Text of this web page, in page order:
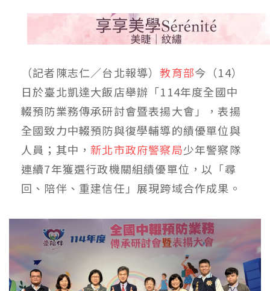
（記者陳志仁／台北報導）教育部今（14）
日於臺北凱達大飯店舉辦「114年度全國中
輟預防業務傳承研討會暨表揚大會」，表揚
全國致力中輟預防與復學輔導的績優單位與
人員；其中，新北市政府警察局少年警察隊
連續7年獲選行政機關組績優單位，以「尋
回、陪伴、重建信任」展現跨域合作成果。